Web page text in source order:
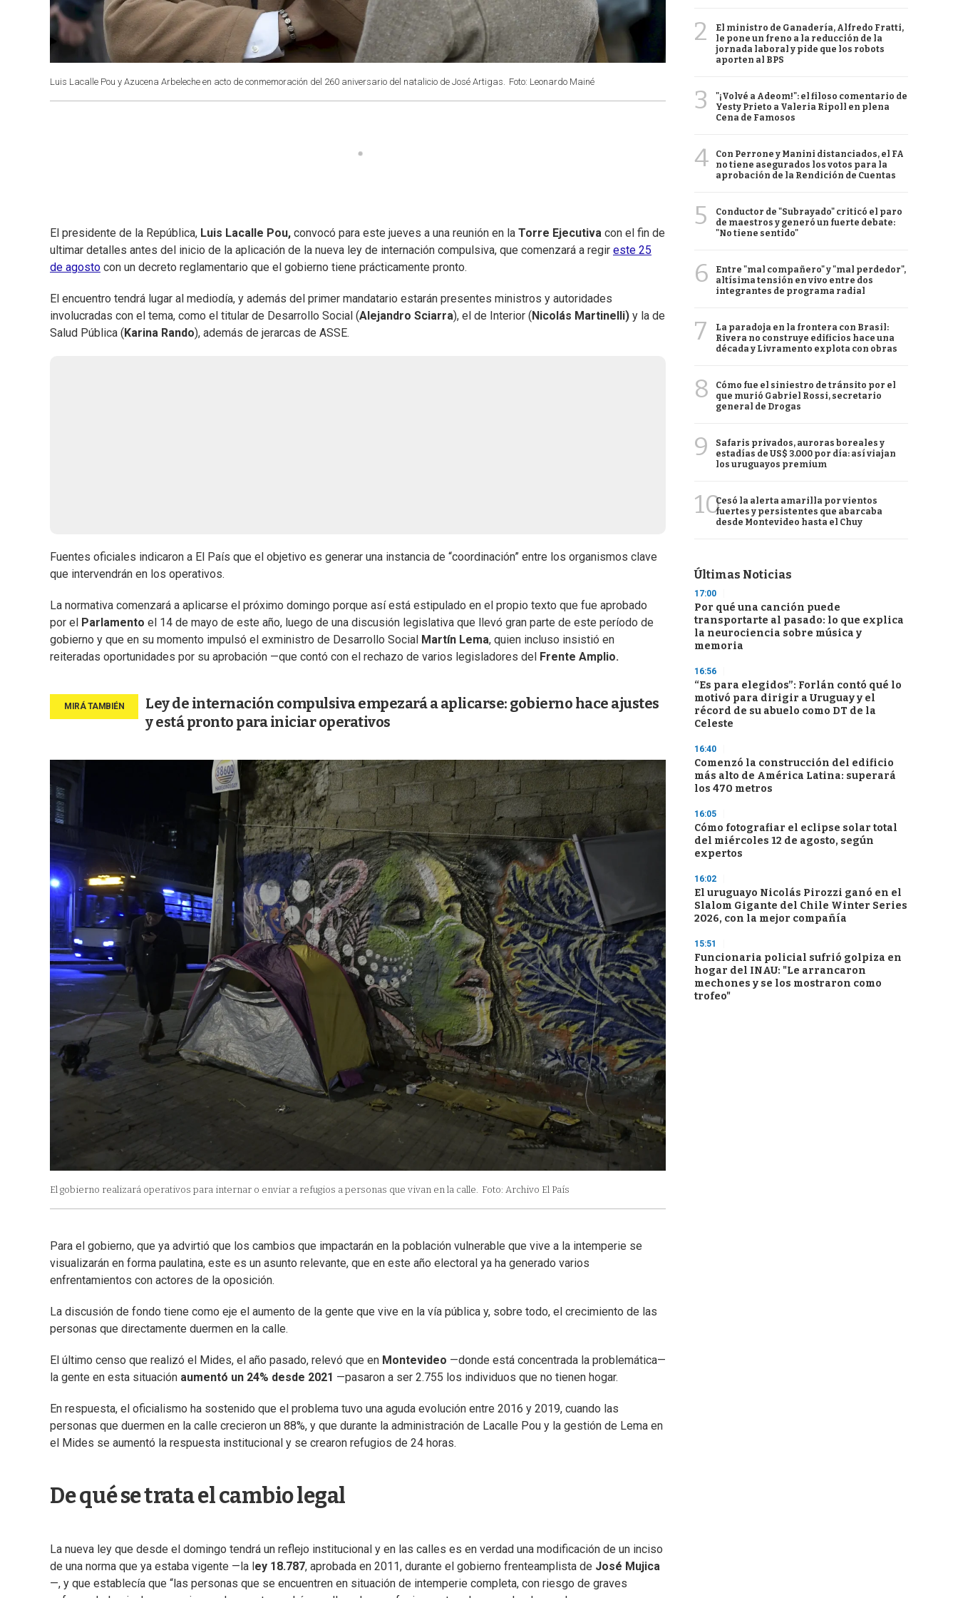
Luis Lacalle Pou y Azucena Arbeleche en acto de conmemoración del 260 aniversario del natalicio de José Artigas. Foto: Leonardo Mainé
El presidente de la República, Luis Lacalle Pou, convocó para este jueves a una reunión en la Torre Ejecutiva con el fin de
ultimar detalles antes del inicio de la aplicación de la nueva ley de internación compulsiva, que comenzará a regir este 25
de agosto con un decreto reglamentario que el gobierno tiene prácticamente pronto.
El encuentro tendrá lugar al mediodía, y además del primer mandatario estarán presentes ministros y autoridades
involucradas con el tema, como el titular de Desarrollo Social (Alejandro Sciarra), el de Interior ( Nicolás Martinelli) y la de
Salud Pública ( Karina Rando), además de jerarcas de ASSE.
Fuentes oficiales indicaron a El País que el objetivo es generar una instancia de “coordinación” entre los organismos clave
que intervendrán en los operativos.
La normativa comenzará a aplicarse el próximo domingo porque así está estipulado en el propio texto que fue aprobado
por el
Parlamento el 14 de mayo de este año, luego de una discusión legislativa que llevó gran parte de este período de
gobierno y que en su momento impulsó el exministro de Desarrollo Social Martín Lema, quien incluso insistió en
reiteradas oportunidades por su aprobación —que contó con el rechazo de varios legisladores del
Frente Amplio.
Ley de internación compulsiva empezará a aplicarse: gobierno hace ajustes
y está pronto para iniciar operativos
El gobierno realizará operativos para internar o enviar a refugios a personas que vivan en la calle. Foto: Archivo El País
Para el gobierno, que ya advirtió que los cambios que impactarán en la población vulnerable que vive a la intemperie se
visualizarán en forma paulatina, este es un asunto relevante, que en este año electoral ya ha generado varios
enfrentamientos con actores de la oposición.
La discusión de fondo tiene como eje el aumento de la gente que vive en la vía pública y, sobre todo, el crecimiento de las
personas que directamente duermen en la calle.
El último censo que realizó el Mides, el año pasado, relevó que en Montevideo —donde está concentrada la problemática—
la gente en esta situación aumentó un 24% desde 2021 —pasaron a ser 2.755 los individuos que no tienen hogar.
En respuesta, el oficialismo ha sostenido que el problema tuvo una aguda evolución entre 2016 y 2019, cuando las
personas que duermen en la calle crecieron un 88%, y que durante la administración de Lacalle Pou y la gestión de Lema en
el Mides se aumentó la respuesta institucional y se crearon refugios de 24 horas.
De qué se trata el cambio legal
La nueva ley que desde el domingo tendrá un reflejo institucional y en las calles es en verdad una modificación de un inciso
de una norma que ya estaba vigente —la l ey 18.787, aprobada en 2011, durante el gobierno frenteamplista de José Mujica
—, y que establecía que “las personas que se encuentren en situación de intemperie completa, con riesgo de graves
2
El ministro de Ganadería, Alfredo Fratti,
le pone un freno a la reducción de la
jornada laboral y pide que los robots
aporten al BPS
3
"¡Volvé a Adeom!": el filoso comentario de
Yesty Prieto a Valeria Ripoll en plena
Cena de Famosos
4
Con Perrone y Manini distanciados, el FA
no tiene asegurados los votos para la
aprobación de la Rendición de Cuentas
5
Conductor de "Subrayado" criticó el paro
de maestros y generó un fuerte debate:
"No tiene sentido"
6
Entre "mal compañero" y "mal perdedor",
altísima tensión en vivo entre dos
integrantes de programa radial
7
La paradoja en la frontera con Brasil:
Rivera no construye edificios hace una
década y Livramento explota con obras
8
Cómo fue el siniestro de tránsito por el
que murió Gabriel Rossi, secretario
general de Drogas
9
Safaris privados, auroras boreales y
estadías de US$ 3.000 por día: así viajan
los uruguayos premium
10Cesó la alerta amarilla por vientos
fuertes y persistentes que abarcaba
desde Montevideo hasta el Chuy
Últimas Noticias
17:00
Por qué una canción puede
transportarte al pasado: lo que explica
la neurociencia sobre música y
memoria
16:56
“Es para elegidos”: Forlán contó qué lo
motivó para dirigir a Uruguay y el
récord de su abuelo como DT de la
Celeste
16:40
Comenzó la construcción del edificio
más alto de América Latina: superará
los 470 metros
16:05
Cómo fotografiar el eclipse solar total
del miércoles 12 de agosto, según
expertos
16:02
El uruguayo Nicolás Pirozzi ganó en el
Slalom Gigante del Chile Winter Series
2026, con la mejor compañía
15:51
Funcionaria policial sufrió golpiza en
hogar del INAU: "Le arrancaron
mechones y se los mostraron como
trofeo"